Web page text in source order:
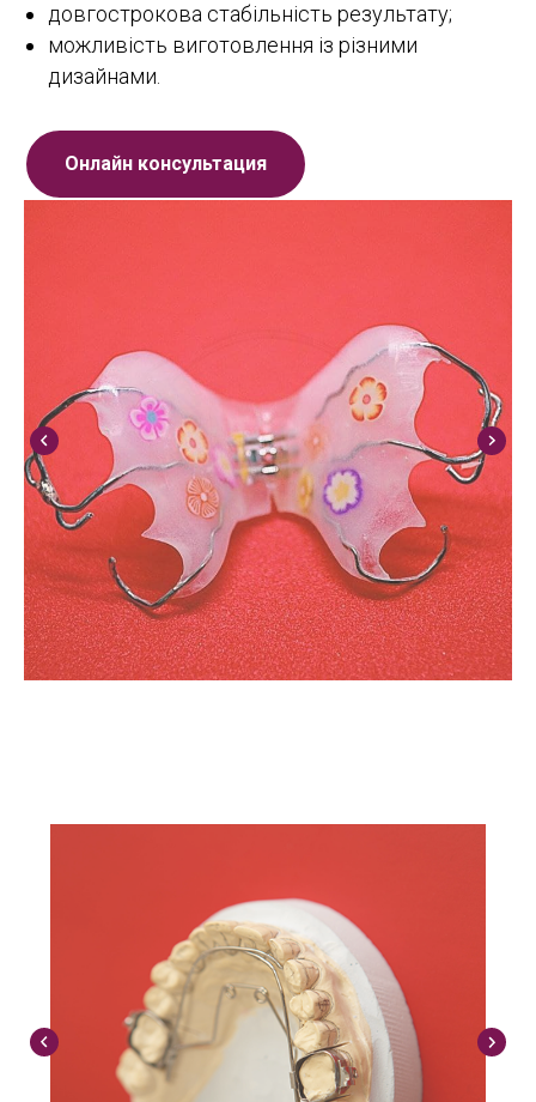
довгострокова стабільність результату;
можливість виготовлення із різними
дизайнами.
Онлайн консультация